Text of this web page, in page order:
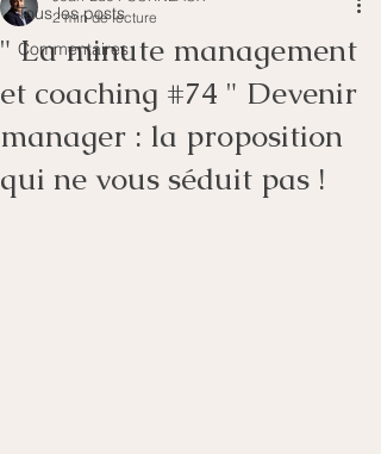
Tous les posts
Commentaires
" La minute management
et coaching #74 " Devenir
manager : la proposition
qui ne vous séduit pas !
2 min de lecture